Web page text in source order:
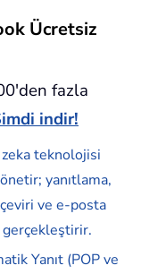
Ücretsiz
fazla
indir!
teknolojisi
yanıtlama,
ve e-posta
Yanıt (POP ve